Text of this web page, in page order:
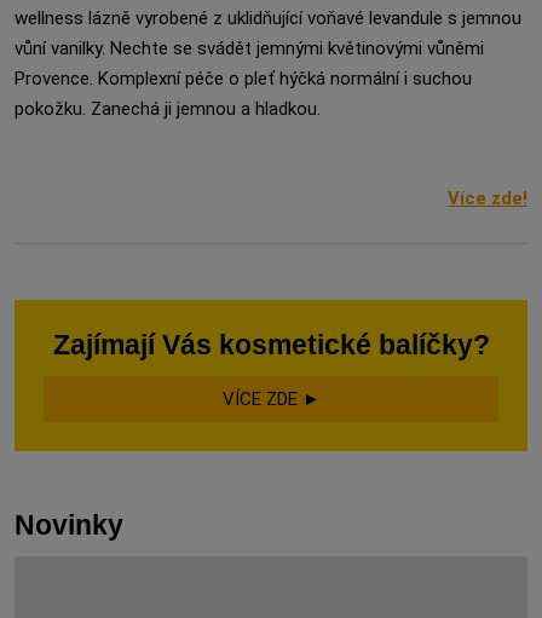
wellness lázně vyrobené z uklidňující voňavé levandule s jemnou
vůní vanilky. Nechte se svádět jemnými květinovými vůněmi
Provence. Komplexní péče o pleť hýčká normální i suchou
pokožku. Zanechá ji jemnou a hladkou.
Více zde!
Zajímají Vás kosmetické balíčky?
VÍCE ZDE ►
Novinky